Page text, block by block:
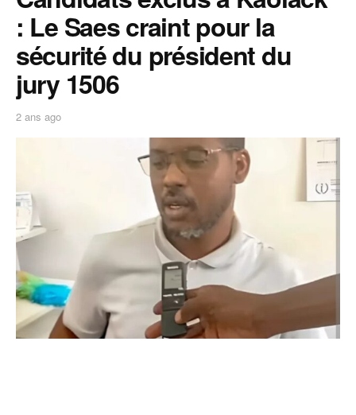
: Le Saes craint pour la
sécurité du président du
jury 1506
2 ans ago